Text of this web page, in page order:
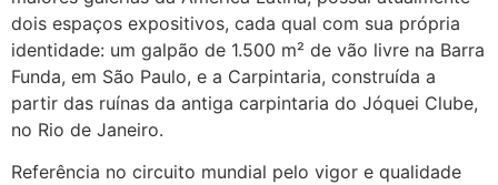
dois espaços expositivos, cada qual com sua própria
identidade: um galpão de 1.500 m² de vão livre na Barra
Funda, em São Paulo, e a Carpintaria, construída a
partir das ruínas da antiga carpintaria do Jóquei Clube,
no Rio de Janeiro.
Referência no circuito mundial pelo vigor e qualidade